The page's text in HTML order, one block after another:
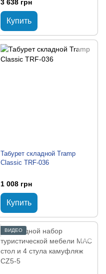
3 638 грн
Купить
Табурет складной Tramp
Classic TRF-036
1 008 грн
Купить
ВИДЕО